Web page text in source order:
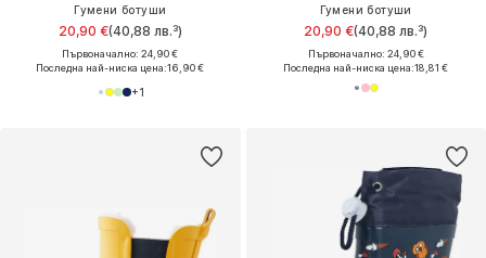
Гумени ботуши
20,90 €(40,88 лв.³)
Първоначално: 24,90 €
Последна най-ниска цена:16,90 €
+1
Гумени ботуши
20,90 €(40,88 лв.³)
Първоначално: 24,90 €
Последна най-ниска цена:18,81 €